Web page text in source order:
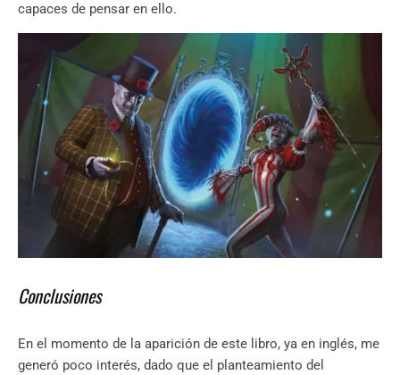
capaces de pensar en ello.
Conclusiones
En el momento de la aparición de este libro, ya en inglés, me
generó poco interés, dado que el planteamiento del